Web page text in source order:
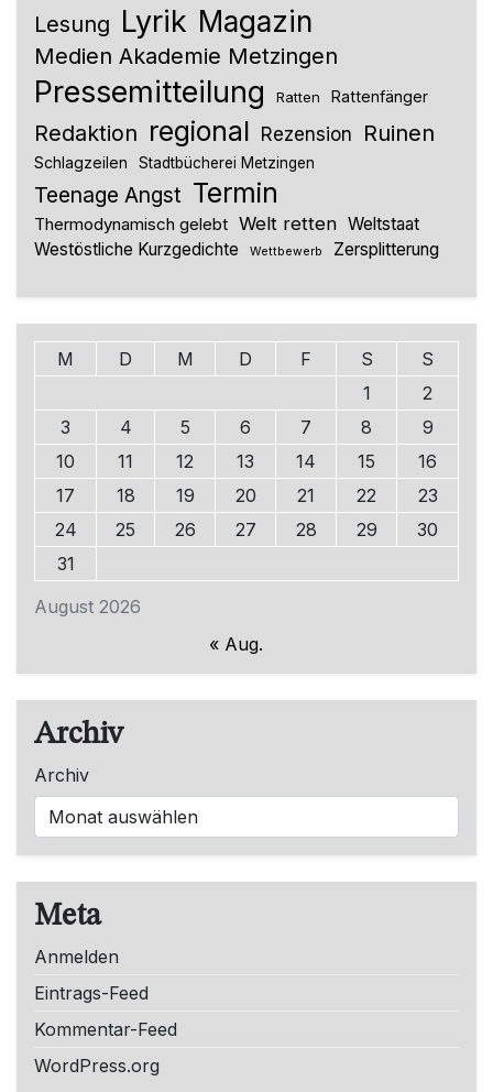
Lesung Lyrik Magazin
Medien Akademie Metzingen
Pressemitteilung Ratten Rattenfänger
Redaktion regional Rezension Ruinen
Schlagzeilen Stadtbücherei Metzingen
Teenage Angst Termin
Thermodynamisch gelebt Welt retten Weltstaat
Westöstliche Kurzgedichte
Wettbewerb Zersplitterung
August 2026
M D M D F S
S
1
2
3
4 5 6 7 8
9
10
11 12 13 14 15
16
17
18 19 20 21 22
23
24
25 26 27 28 29
30
31
« Aug.
Archiv
Archiv
Meta
Anmelden
Eintrags-Feed
Kommentar-Feed
WordPress.org